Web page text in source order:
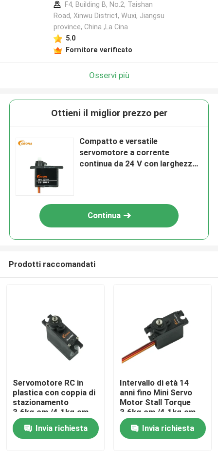
F4, Building B, No.2, Taishan
Road, Xinwu District, Wuxi, Jiangsu
province, China ,La Cina
5.0
Fornitore verificato
Osservi più
Ottieni il miglior prezzo per
Compatto e versatile
servomotore a corrente
continua da 24 V con larghezza
Continua
Prodotti raccomandati
Servomotore RC in
plastica con coppia di
stazionamento
3.6kg.cm /4.1kg.cm
Perfetto per la
prototipazione
Invia richiesta
Intervallo di età 14
anni fino Mini Servo
Motor Stall Torque
3.6kg.cm /4.1kg.cm
Velocità 0.12sec/60°
Invia richiesta